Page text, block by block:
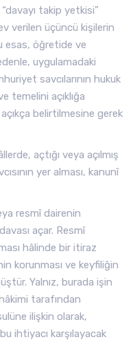
“davayı takip yetkisi”
verilen üçüncü kişilerin
esas, öğretide ve
uygulamadaki
savcılarının hukuk
temelini açıklığa
belirtilmesine gerek
açtığı veya açılmış
yer alması, kanunî
resmî dairenin
açar. Resmî
hâlinde bir itiraz
korunması ve keyfiliğin
Yalnız, burada işin
tarafından
ilişkin olarak,
ihtiyacı karşılayacak